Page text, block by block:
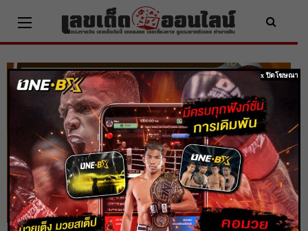
content
x ปิดโฆษณา